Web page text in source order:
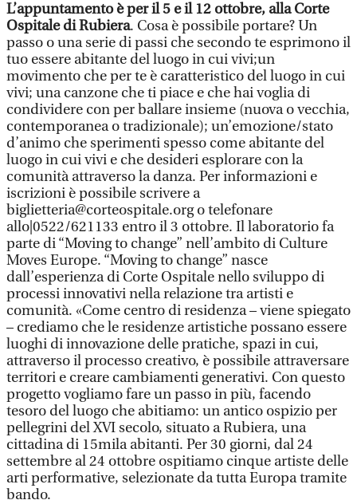
L’appuntamento è per il 5 e il 12 ottobre, alla Corte
Ospitale di Rubiera. Cosa è possibile portare? Un
passo o una serie di passi che secondo te esprimono il
tuo essere abitante del luogo in cui vivi;un
movimento che per te è caratteristico del luogo in cui
vivi; una canzone che ti piace e che hai voglia di
condividere con per ballare insieme (nuova o vecchia,
contemporanea o tradizionale); un’emozione/stato
d’animo che sperimenti spesso come abitante del
luogo in cui vivi e che desideri esplorare con la
comunità attraverso la danza. Per informazioni e
iscrizioni è possibile scrivere a
biglietteria@corteospitale.org o telefonare
allo|0522/621133 entro il 3 ottobre. Il laboratorio fa
parte di “Moving to change” nell’ambito di Culture
Moves Europe. “Moving to change” nasce
dall’esperienza di Corte Ospitale nello sviluppo di
processi innovativi nella relazione tra artisti e
comunità. «Come centro di residenza – viene spiegato
– crediamo che le residenze artistiche possano essere
luoghi di innovazione delle pratiche, spazi in cui,
attraverso il processo creativo, è possibile attraversare
territori e creare cambiamenti generativi. Con questo
progetto vogliamo fare un passo in più, facendo
tesoro del luogo che abitiamo: un antico ospizio per
pellegrini del XVI secolo, situato a Rubiera, una
cittadina di 15mila abitanti. Per 30 giorni, dal 24
settembre al 24 ottobre ospitiamo cinque artiste delle
arti performative, selezionate da tutta Europa tramite
bando.